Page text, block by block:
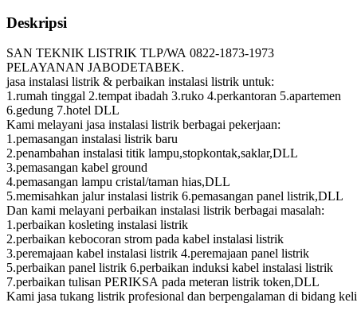
Deskripsi
SAN TEKNIK LISTRIK TLP/WA 0822-1873-1973
PELAYANAN JABODETABEK.
jasa instalasi listrik & perbaikan instalasi listrik untuk:
1.rumah tinggal 2.tempat ibadah 3.ruko 4.perkantoran 5.apartemen
6.gedung 7.hotel DLL
Kami melayani jasa instalasi listrik berbagai pekerjaan:
1.pemasangan instalasi listrik baru
2.penambahan instalasi titik lampu,stopkontak,saklar,DLL
3.pemasangan kabel ground
4.pemasangan lampu cristal/taman hias,DLL
5.memisahkan jalur instalasi listrik 6.pemasangan panel listrik,DLL
Dan kami melayani perbaikan instalasi listrik berbagai masalah:
1.perbaikan kosleting instalasi listrik
2.perbaikan kebocoran strom pada kabel instalasi listrik
3.peremajaan kabel instalasi listrik 4.peremajaan panel listrik
5.perbaikan panel listrik 6.perbaikan induksi kabel instalasi listrik
7.perbaikan tulisan PERIKSA pada meteran listrik token,DLL
Kami jasa tukang listrik profesional dan berpengalaman di bidang